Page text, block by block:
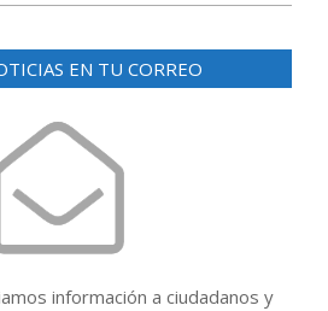
EN TU CORREO
información a ciudadanos y